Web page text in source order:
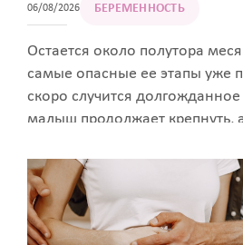
06/08/2026 БЕРЕМЕННОСТЬ
Остается около полутора
самые опасные ее этапы уже
скоро случится
малыш продолжает крепнуть,
начинает реагировать на
Рассказываем, что может
сроке и какие особенности
беременности.